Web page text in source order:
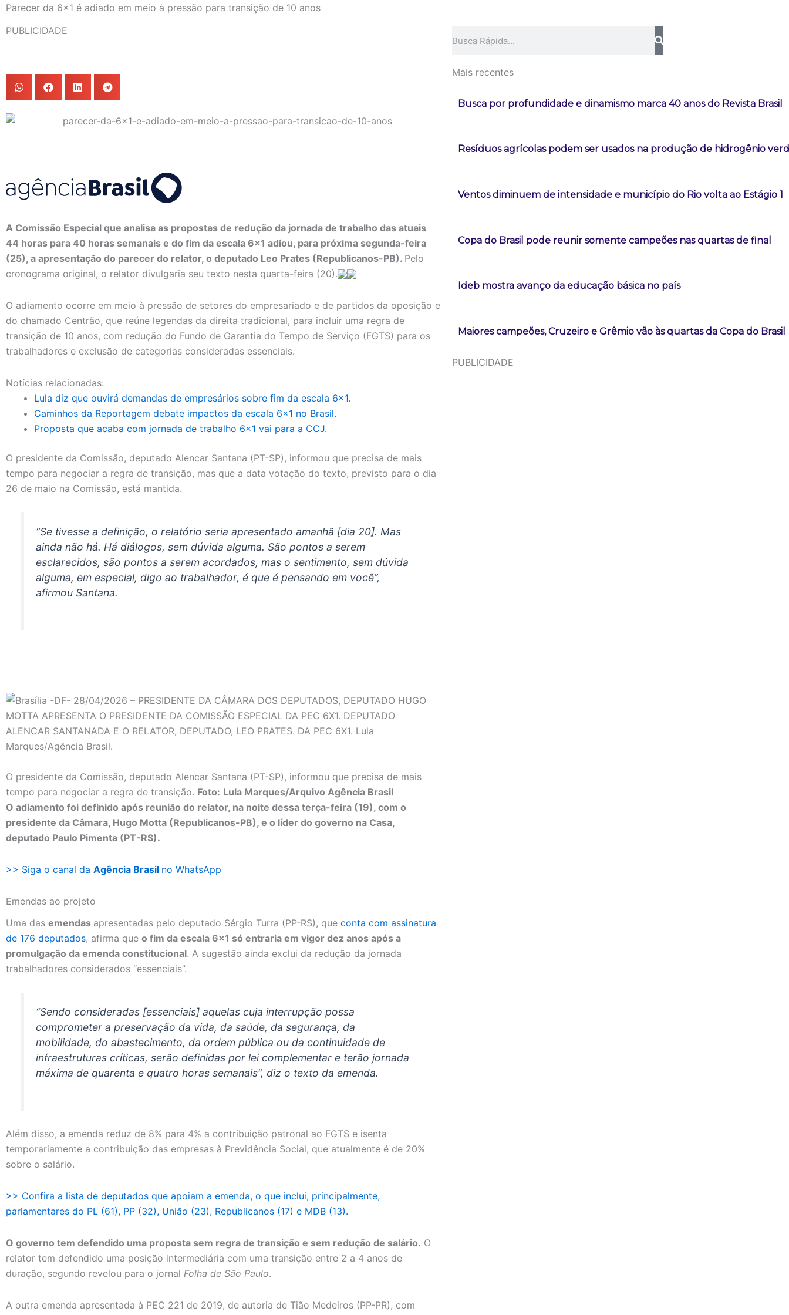
Parecer da 6×1 é adiado em meio à pressão para transição de 10 anos
PUBLICIDADE
A Comissão Especial que analisa as propostas de redução da jornada de trabalho das atuais
44 horas para 40 horas semanais e do fim da escala 6×1 adiou, para próxima segunda-feira
(25), a apresentação do parecer do relator, o deputado Leo Prates (Republicanos-PB). Pelo
cronograma original, o relator divulgaria seu texto nesta quarta-feira (20).
O adiamento ocorre em meio à pressão de setores do empresariado e de partidos da oposição e
do chamado Centrão, que reúne legendas da direita tradicional, para incluir uma regra de
transição de 10 anos, com redução do Fundo de Garantia do Tempo de Serviço (FGTS) para os
trabalhadores e exclusão de categorias consideradas essenciais.
Notícias relacionadas:
Lula diz que ouvirá demandas de empresários sobre fim da escala 6×1.
Caminhos da Reportagem debate impactos da escala 6×1 no Brasil.
Proposta que acaba com jornada de trabalho 6×1 vai para a CCJ.
O presidente da Comissão, deputado Alencar Santana (PT-SP), informou que precisa de mais
tempo para negociar a regra de transição, mas que a data votação do texto, previsto para o dia
26 de maio na Comissão, está mantida.
“Se tivesse a definição, o relatório seria apresentado amanhã [dia 20]. Mas
ainda não há. Há diálogos, sem dúvida alguma. São pontos a serem
esclarecidos, são pontos a serem acordados, mas o sentimento, sem dúvida
alguma, em especial, digo ao trabalhador, é que é pensando em você”,
afirmou Santana.
O presidente da Comissão, deputado Alencar Santana (PT-SP), informou que precisa de mais
tempo para negociar a regra de transição. Foto: Lula Marques/Arquivo Agência Brasil
O adiamento foi definido após reunião do relator, na noite dessa terça-feira (19), com o
presidente da Câmara, Hugo Motta (Republicanos-PB), e o líder do governo na Casa,
deputado Paulo Pimenta (PT-RS).
>> Siga o canal da Agência Brasil no WhatsApp
Emendas ao projeto
Uma das emendas apresentadas pelo deputado Sérgio Turra (PP-RS), que conta com assinatura
de 176 deputados, afirma que o fim da escala 6×1 só entraria em vigor dez anos após a
promulgação da emenda constitucional. A sugestão ainda exclui da redução da jornada
trabalhadores considerados “essenciais”.
“Sendo consideradas [essenciais] aquelas cuja interrupção possa
comprometer a preservação da vida, da saúde, da segurança, da
mobilidade, do abastecimento, da ordem pública ou da continuidade de
infraestruturas críticas, serão definidas por lei complementar e terão jornada
máxima de quarenta e quatro horas semanais”, diz o texto da emenda.
Além disso, a emenda reduz de 8% para 4% a contribuição patronal ao FGTS e isenta
temporariamente a contribuição das empresas à Previdência Social, que atualmente é de 20%
sobre o salário.
>> Confira a lista de deputados que apoiam a emenda, o que inclui, principalmente,
parlamentares do PL (61), PP (32), União (23), Republicanos (17) e MDB (13).
O governo tem defendido uma proposta sem regra de transição e sem redução de salário. O
relator tem defendido uma posição intermediária com uma transição entre 2 a 4 anos de
duração, segundo revelou para o jornal Folha de São Paulo.
A outra emenda apresentada à PEC 221 de 2019, de autoria de Tião Medeiros (PP-PR), com
Mais recentes
Busca por profundidade e dinamismo marca 40 anos do Revista Brasil
Resíduos agrícolas podem ser usados na produção de hidrogênio
Ventos diminuem de intensidade e município do Rio volta ao Estágio 1
Copa do Brasil pode reunir somente campeões nas quartas de final
Ideb mostra avanço da educação básica no país
Maiores campeões, Cruzeiro e Grêmio vão às quartas da Copa do Brasil
PUBLICIDADE